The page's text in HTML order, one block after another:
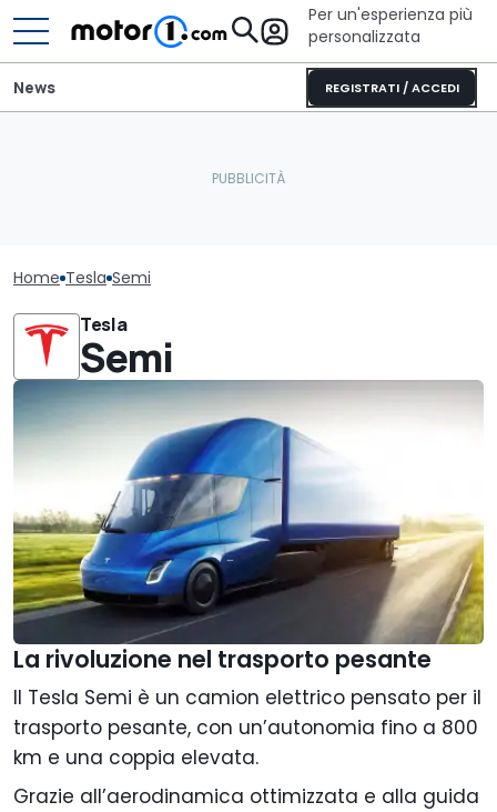
Per un'esperienza più
personalizzata
REGISTRATI / ACCEDI
News
Home Tesla Semi
Tesla
Semi
La rivoluzione nel trasporto pesante
Il Tesla Semi è un camion elettrico pensato per il
trasporto pesante, con un’autonomia fino a 800
km e una coppia elevata.
Grazie all’aerodinamica ottimizzata e alla guida